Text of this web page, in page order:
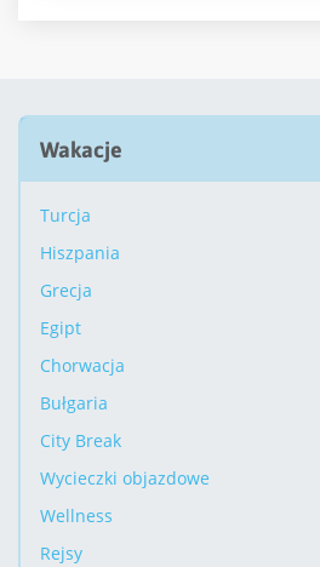
Wakacje
Turcja
Hiszpania
Grecja
Egipt
Chorwacja
Bułgaria
City Break
Wycieczki objazdowe
Wellness
Rejsy